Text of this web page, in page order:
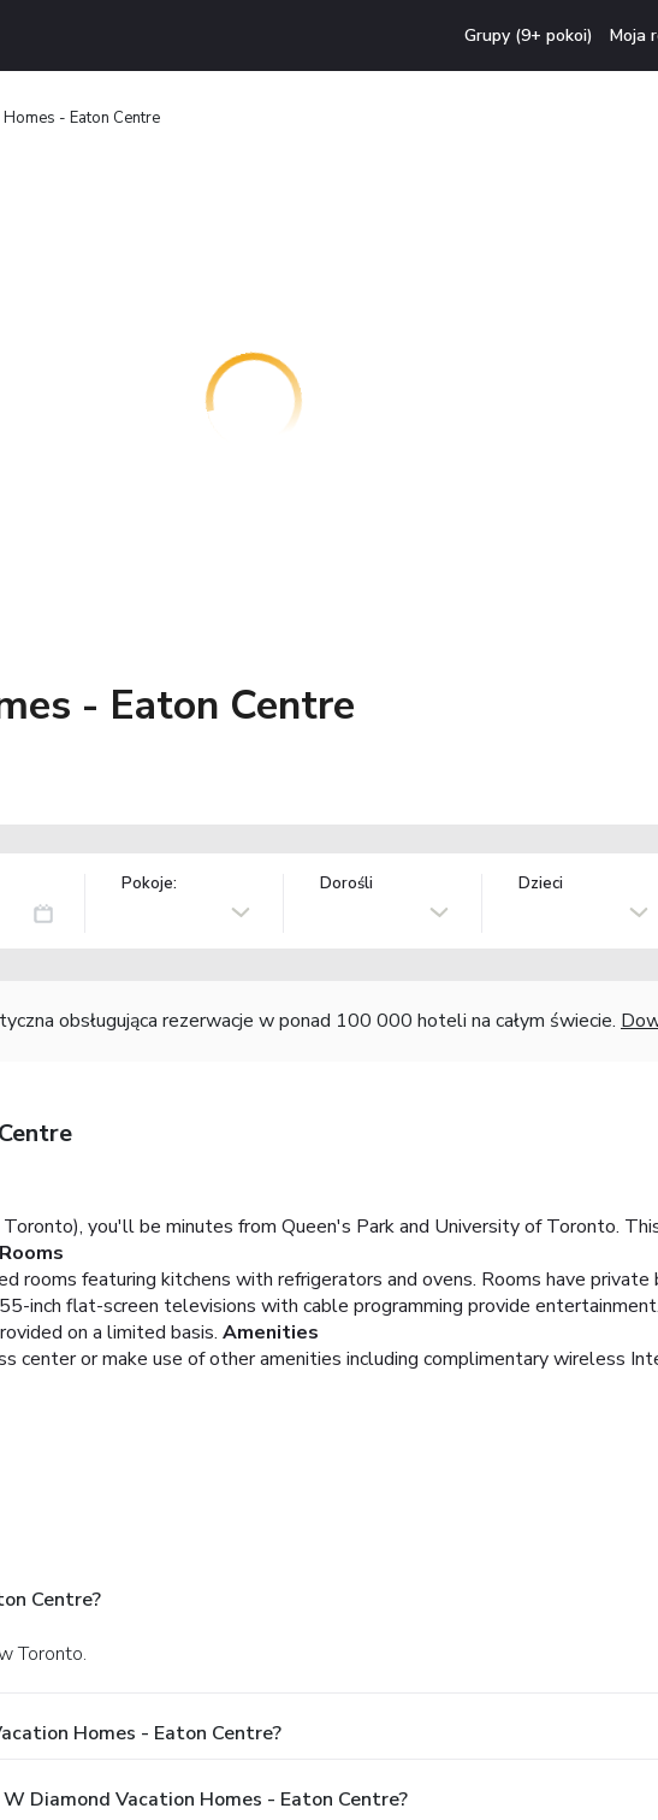
Grupy (9+ pokoi) Moja
- Eaton Centre
- Eaton Centre
Pokoje: Dorośli Dzieci
obsługująca rezerwacje w ponad 100 000 hoteli na całym świecie.
you'll be minutes from Queen's Park and University of Toronto.
Rooms
rooms featuring kitchens with refrigerators and ovens. Rooms have
inch flat-screen televisions with cable programming provide
on a limited basis. Amenities
center or make use of other amenities including complimentary wireless
Centre?
Toronto.
Homes - Eaton Centre?
Diamond Vacation Homes - Eaton Centre?